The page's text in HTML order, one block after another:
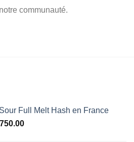
communauté.
Full Melt Hash en France
750.00Plage